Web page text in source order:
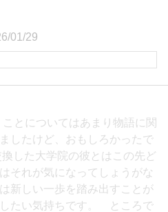
01/29
ことについてはあまり物語に関
したけど、おもしろかったで
した大学院の彼とはこの先ど
それが気になってしょうがな
新しい一歩を踏み出すことが
たい気持ちです。 ところで